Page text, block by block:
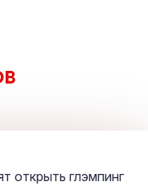
открыть глэмпинг